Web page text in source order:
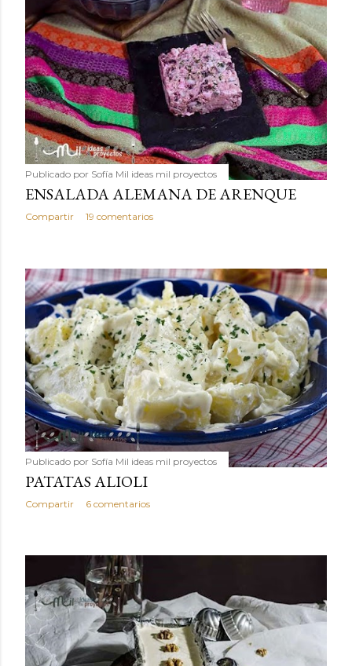
Publicado por Sofía Mil ideas mil proyectos
ENSALADA ALEMANA DE ARENQUE
Compartir 19 comentarios
Publicado por Sofía Mil ideas mil proyectos
PATATAS ALIOLI
Compartir 6 comentarios